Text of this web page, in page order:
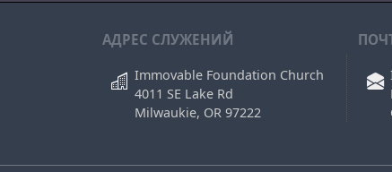
АДРЕС СЛУЖЕНИЙ
Immovable Foundation Church
4011 SE Lake Rd
Milwaukie, OR 97222